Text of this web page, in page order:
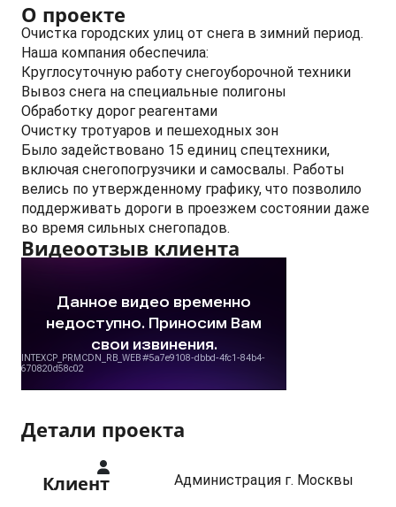
О проекте
Очистка городских улиц от снега в зимний период.
Наша компания обеспечила:
Круглосуточную работу снегоуборочной техники
Вывоз снега на специальные полигоны
Обработку дорог реагентами
Очистку тротуаров и пешеходных зон
Было задействовано 15 единиц спецтехники,
включая снегопогрузчики и самосвалы. Работы
велись по утвержденному графику, что позволило
поддерживать дороги в проезжем состоянии даже
во время сильных снегопадов.
Видеоотзыв клиента
Детали проекта
Клиент Администрация г. Москвы